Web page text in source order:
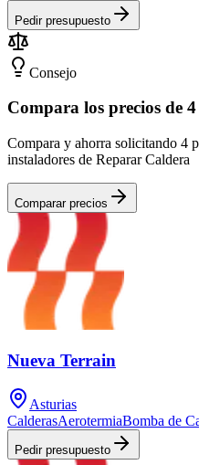
Pedir presupuesto
Consejo
Compara los precios de
Compara y ahorra solicitando 4
instaladores de Reparar Caldera
Comparar precios
Nueva Terrain
Asturias
CalderasAerotermiaBomba de
Pedir presupuesto